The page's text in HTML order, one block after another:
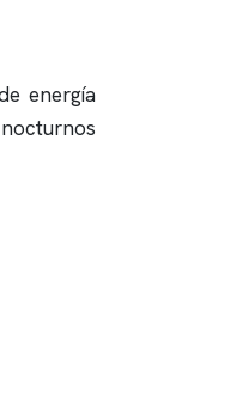
energía